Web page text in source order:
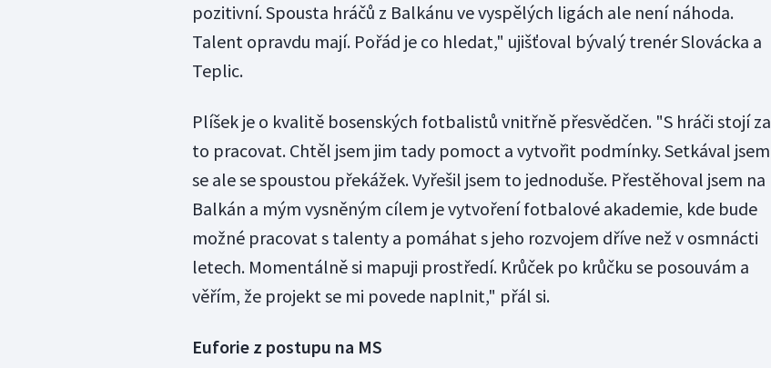
pozitivní. Spousta hráčů z Balkánu ve vyspělých ligách ale není náhoda.
Talent opravdu mají. Pořád je co hledat," ujišťoval bývalý trenér Slovácka a
Teplic.
Plíšek je o kvalitě bosenských fotbalistů vnitřně přesvědčen. "S hráči stojí za
to pracovat. Chtěl jsem jim tady pomoct a vytvořit podmínky. Setkával jsem
se ale se spoustou překážek. Vyřešil jsem to jednoduše. Přestěhoval jsem na
Balkán a mým vysněným cílem je vytvoření fotbalové akademie, kde bude
možné pracovat s talenty a pomáhat s jeho rozvojem dříve než v osmnácti
letech. Momentálně si mapuji prostředí. Krůček po krůčku se posouvám a
věřím, že projekt se mi povede naplnit," přál si.
Euforie z postupu na MS